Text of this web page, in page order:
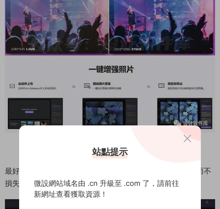
放大圖像無限地，無損地
最好的人工智能圖像放大器，使圖片不那麽模糊，放大圖像而不
損失質量
站點提示
微設網站域名由 .cn 升級至 .com 了，請前往
新網址查看獲取資源！